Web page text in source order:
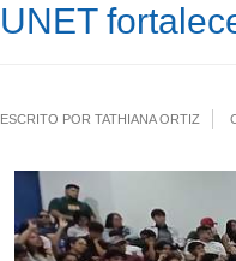
UNET
ESCRITO POR TATHIANA ORTIZ